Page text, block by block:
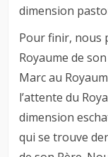
dimension
Pour finir, nous
Royaume de
Marc au
l’attente du
dimension
qui se trouve